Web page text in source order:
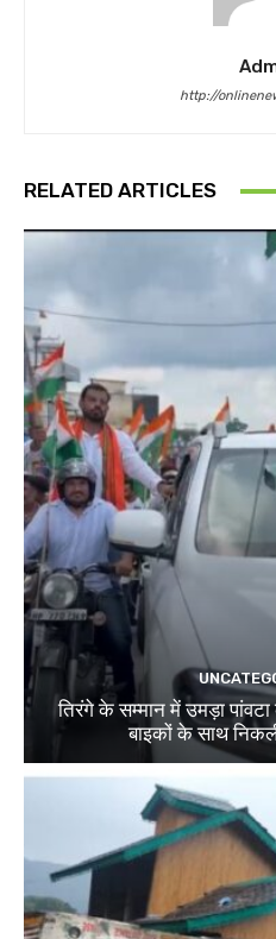
http://
RELATED ARTICLES
तिरंगे के सम्मान में उमड़ा
बाइकों के साथ